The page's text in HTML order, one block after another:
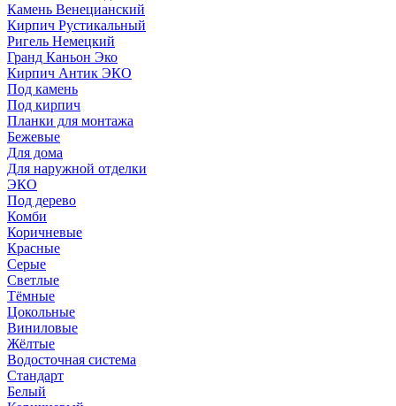
Камень Венецианский
Кирпич Рустикальный
Ригель Немецкий
Гранд Каньон Эко
Кирпич Антик ЭКО
Под камень
Под кирпич
Планки для монтажа
Бежевые
Для дома
Для наружной отделки
ЭКO
Под дерево
Комби
Коричневые
Красные
Серые
Светлые
Тёмные
Цокольные
Виниловые
Жёлтые
Водосточная система
Стандарт
Белый